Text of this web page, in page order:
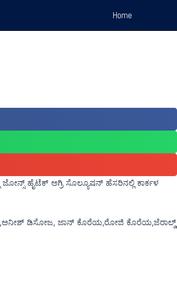
Home
ಹೈಟೆಕ್ ಅಗ್ರಿ ಸೊಲ್ಯೂಷನ್ ಹೆಸರಿನಲ್ಲಿ ಕಾರ್ಕಳ
ಡಿಸೋಜ, ಜಾನ್ ಕೊರೆಯ,ರೋಜಿ ಕೊರೆಯ,ಜೆರಾಲ್ಡ್